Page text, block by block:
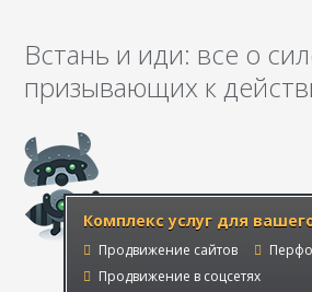
Встань и иди: все о
призывающих к
Комплекс услуг для
Продвижение сайтов
Продвижение в соцсетях